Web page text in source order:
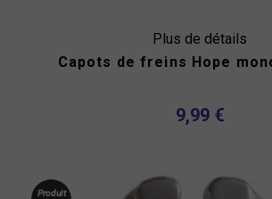
Plus de détails
Capots de freins Hope
9,99 €
Produit